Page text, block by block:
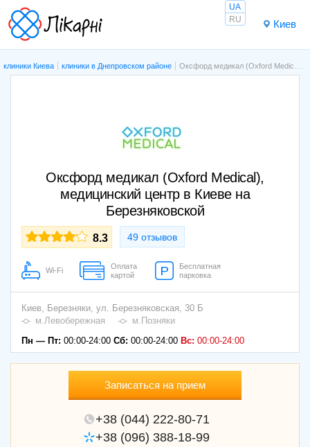
Киев
UA
RU
клиники Киева клиники в Днепровском районе Оксфорд медикал (Oxford Medical), медицинский центр в Киеве на Березняковской
Оксфорд медикал (Oxford Medical),
медицинский центр в Киеве на
Березняковской
8.3 49 отзывов
Wi-Fi
Оплата
картой
Бесплатная
парковка
Киев, Березняки ул. Березняковская, 30 Б
м.Левобережная
м.Позняки
Пн — Пт: 00:00-24:00 Сб: 00:00-24:00 Вс: 00:00-24:00
Записаться на прием
+38 (044) 222-80-71
+38 (096) 388-18-99